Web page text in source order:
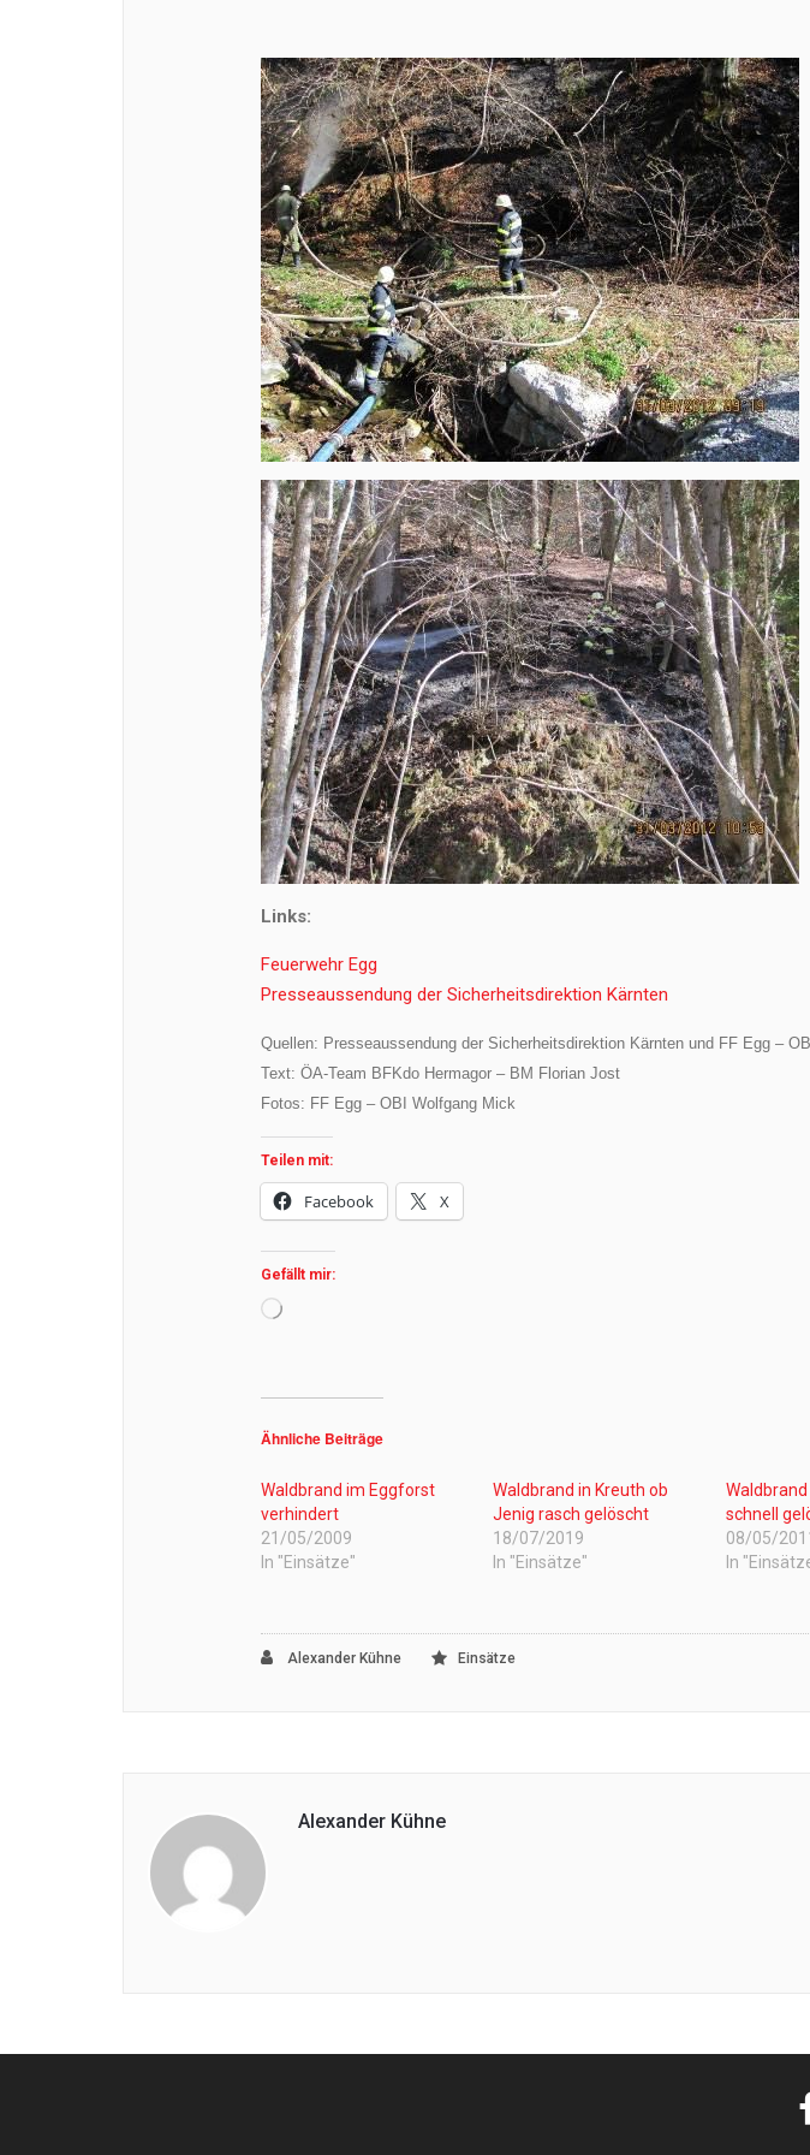
Links:
Feuerwehr Egg
Presseaussendung der Sicherheitsdirektion Kärnten
Quellen: Presseaussendung der Sicherheitsdirektion Kärnten und FF Egg –
Text: ÖA-Team BFKdo Hermagor – BM Florian Jost
Fotos: FF Egg – OBI Wolfgang Mick
Teilen mit:
Facebook X
Gefällt mir:
Wird
Ähnliche Beiträge
Waldbrand im Eggforst
verhindert
21/05/2009
In "Einsätze"
Waldbrand in Kreuth ob
Jenig rasch gelöscht
18/07/2019
In "Einsätze"
schnell
08/05/
In
Alexander Kühne Einsätze
Alexander Kühne